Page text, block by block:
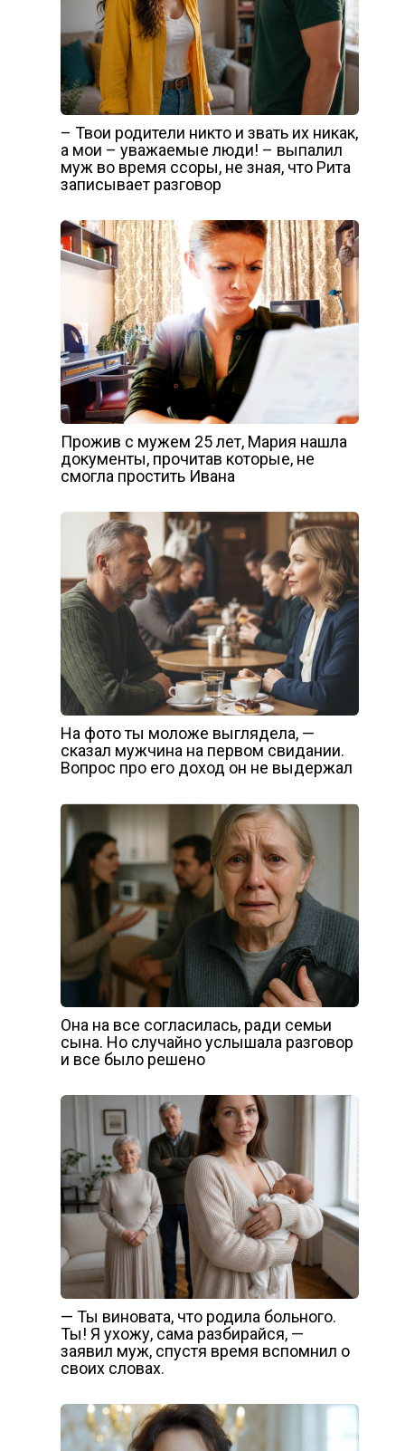
– Твои родители никто и звать их никак,
а мои – уважаемые люди! – выпалил
муж во время ссоры, не зная, что Рита
записывает разговор
Прожив с мужем 25 лет, Мария нашла
документы, прочитав которые, не
смогла простить Ивана
На фото ты моложе выглядела, —
сказал мужчина на первом свидании.
Вопрос про его доход он не выдержал
Она на все согласилась, ради семьи
сына. Но случайно услышала разговор
и все было решено
— Ты виновата, что родила больного.
Ты! Я ухожу, сама разбирайся, —
заявил муж, спустя время вспомнил о
своих словах.